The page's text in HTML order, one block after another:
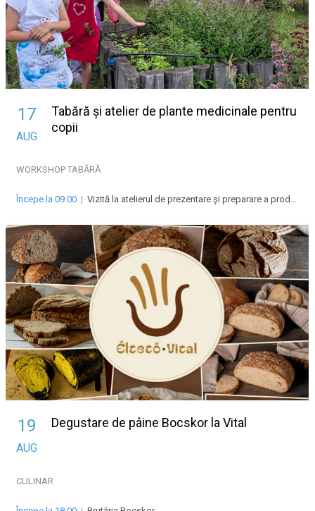
17
AUG
Tabără și atelier de plante medicinale pentru
copii
WORKSHOP TABĂRĂ
Începe la 09:00 | Vizită la atelierul de prezentare și preparare a produselor lactate
19
AUG
Degustare de pâine Bocskor la Vital
CULINAR